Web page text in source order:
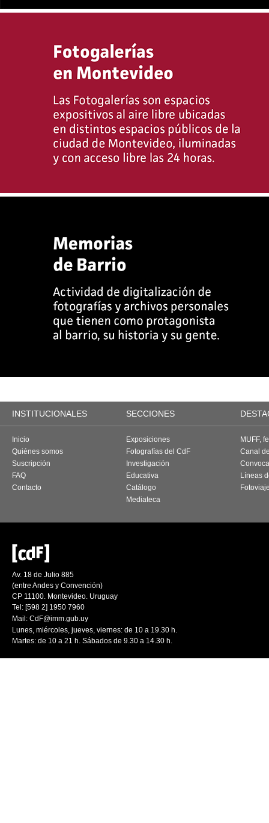
INSTITUCIONALES SECCIONES
Inicio
Quiénes somos
Suscripción
FAQ
Contacto
Exposiciones
Fotografías del CdF
Investigación
Educativa
Catálogo
Mediateca
MUFF,
Canal
Líneas
Av. 18 de Julio 885
(entre Andes y Convención)
CP 11100. Montevideo. Uruguay
Tel: [598 2] 1950 7960
Mail: CdF@imm.gub.uy
Lunes, miércoles, jueves, viernes: de 10 a 19.30 h.
Martes: de 10 a 21 h. Sábados de 9.30 a 14.30 h.